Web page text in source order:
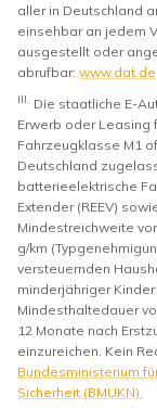
aller in Deutschland
einsehbar an jedem
ausgestellt oder
abrufbar: www.dat.de
III. Die staatliche E-
Erwerb oder Leasing
Fahrzeugklasse M1
Deutschland
batterieelektrische
Extender (REEV)
Mindestreichweite
g/km
versteuernden
minderjähriger
Mindesthaltedauer
12 Monate nach
einzureichen. Kein
Bundesministerium
Sicherheit (BMUKN).